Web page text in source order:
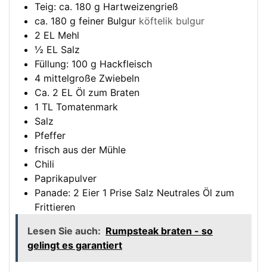
Teig: ca. 180 g Hartweizengrieß
ca. 180 g feiner Bulgur köftelik bulgur
2 EL Mehl
½ EL Salz
Füllung: 100 g Hackfleisch
4 mittelgroße Zwiebeln
Ca. 2 EL Öl zum Braten
1 TL Tomatenmark
Salz
Pfeffer
frisch aus der Mühle
Chili
Paprikapulver
Panade: 2 Eier 1 Prise Salz Neutrales Öl zum
Frittieren
Lesen Sie auch: Rumpsteak braten - so
gelingt es garantiert